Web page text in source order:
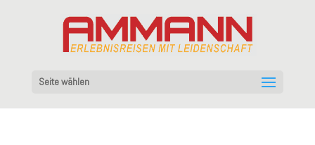
Seite wählen